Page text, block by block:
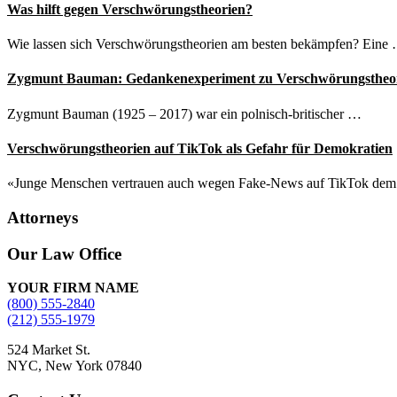
Was hilft gegen Verschwörungstheorien?
Wie lassen sich Verschwörungstheorien am besten bekämpfen? Eine
Zygmunt Bauman: Gedankenexperiment zu
Zygmunt Bauman (1925 – 2017) war ein polnisch-britischer …
Verschwörungstheorien auf TikTok als Gefahr für Demokratien
«Junge Menschen vertrauen auch wegen Fake-News auf TikTok
Attorneys
Site
Footer
Our Law Office
YOUR FIRM NAME
(800) 555-2840
(212) 555-1979
524 Market St.
NYC, New York 07840